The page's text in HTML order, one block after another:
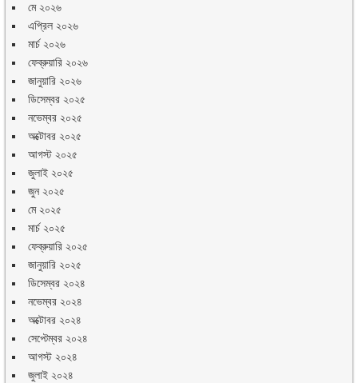
মে ২০২৬
এপ্রিল ২০২৬
মার্চ ২০২৬
ফেব্রুয়ারি ২০২৬
জানুয়ারি ২০২৬
ডিসেম্বর ২০২৫
নভেম্বর ২০২৫
অক্টোবর ২০২৫
আগস্ট ২০২৫
জুলাই ২০২৫
জুন ২০২৫
মে ২০২৫
মার্চ ২০২৫
ফেব্রুয়ারি ২০২৫
জানুয়ারি ২০২৫
ডিসেম্বর ২০২৪
নভেম্বর ২০২৪
অক্টোবর ২০২৪
সেপ্টেম্বর ২০২৪
আগস্ট ২০২৪
জুলাই ২০২৪